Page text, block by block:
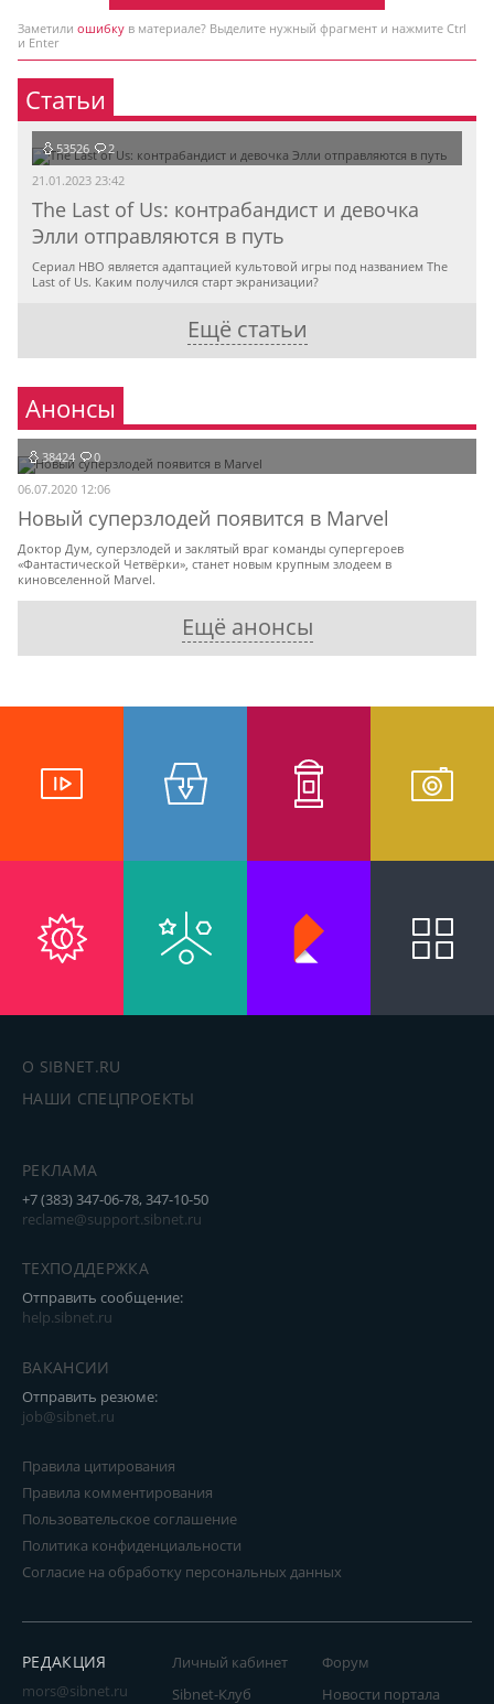
Заметили ошибку в материале? Выделите нужный фрагмент и нажмите Ctrl
и Enter
Статьи
53526 2
21.01.2023 23:42
The Last of Us: контрабандист и девочка
Элли отправляются в путь
Сериал HBO является адаптацией культовой игры под названием The
Last of Us. Каким получился старт экранизации?
Ещё статьи
Анонсы
38424 0
06.07.2020 12:06
Новый суперзлодей появится в Marvel
Доктор Дум, суперзлодей и заклятый враг команды супергероев
«Фантастической Четвёрки», станет новым крупным злодеем в
киновселенной Marvel.
Ещё анонсы
О SIBNET.RU
НАШИ СПЕЦПРОЕКТЫ
РЕКЛАМА
+7 (383) 347-06-78, 347-10-50
reclame@support.sibnet.ru
ТЕХПОДДЕРЖКА
Отправить сообщение:
help.sibnet.ru
ВАКАНСИИ
Отправить резюме:
job@sibnet.ru
Правила цитирования
Правила комментирования
Пользовательское соглашение
Политика конфиденциальности
Согласие на обработку персональных данных
РЕДАКЦИЯ
mors@sibnet.ru
Личный кабинет
Sibnet-Клуб
Форум
Новости портала